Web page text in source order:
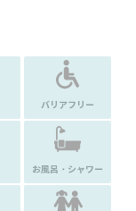
バリアフリー
お風呂・シャワー